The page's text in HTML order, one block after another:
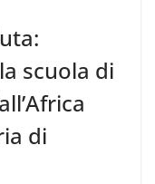
scuola di
di